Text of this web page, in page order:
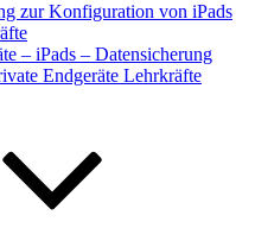
zur Konfiguration von iPads
– iPads – Datensicherung
Endgeräte Lehrkräfte